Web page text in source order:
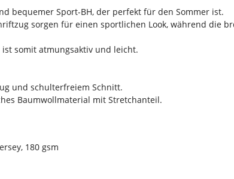
bequemer Sport-BH, der perfekt für den Sommer ist.
sorgen für einen sportlichen Look, während die
somit atmungsaktiv und leicht.
und schulterfreiem Schnitt.
Baumwollmaterial mit Stretchanteil.
180 gsm